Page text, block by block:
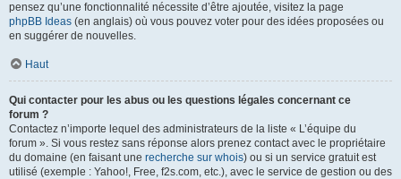
pensez qu’une fonctionnalité nécessite d’être ajoutée, visitez la page
phpBB Ideas (en anglais) où vous pouvez voter pour des idées proposées ou
en suggérer de nouvelles.
Haut
Qui contacter pour les abus ou les questions légales concernant ce
forum ?
Contactez n’importe lequel des administrateurs de la liste « L’équipe du
forum ». Si vous restez sans réponse alors prenez contact avec le propriétaire
du domaine (en faisant une recherche sur whois) ou si un service gratuit est
utilisé (exemple : Yahoo!, Free, f2s.com, etc.), avec le service de gestion ou des